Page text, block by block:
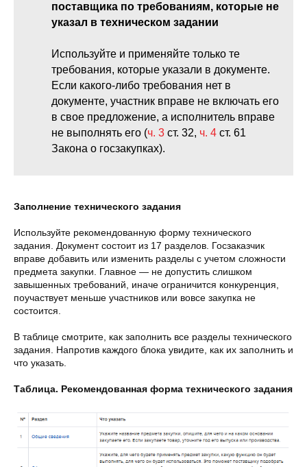
поставщика по требованиям, которые не
указал в техническом задании
Используйте и применяйте только те
требования, которые указали в документе.
Если какого-либо требования нет в
документе, участник вправе не включать его
в свое предложение, а исполнитель вправе
не выполнять его (ч. 3 ст. 32, ч. 4 ст. 61
Закона о госзакупках).
Заполнение технического задания
Используйте рекомендованную форму технического
задания. Документ состоит из 17 разделов. Госзаказчик
вправе добавить или изменить разделы с учетом сложности
предмета закупки. Главное — не допустить слишком
завышенных требований, иначе ограничится конкуренция,
поучаствует меньше участников или вовсе закупка не
состоится.
В таблице смотрите, как заполнить все разделы технического
задания. Напротив каждого блока увидите, как их заполнить и
что указать.
Таблица. Рекомендованная форма технического задания